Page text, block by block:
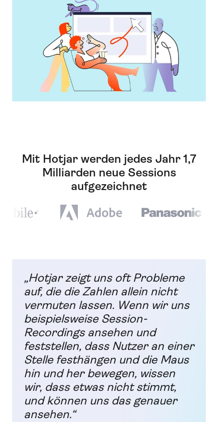
Mit Hotjar werden jedes Jahr 1,7
Milliarden neue Sessions
aufgezeichnet
„Hotjar zeigt uns oft Probleme
auf, die die Zahlen allein nicht
vermuten lassen. Wenn wir uns
beispielsweise Session-
Recordings ansehen und
feststellen, dass Nutzer an einer
Stelle festhängen und die Maus
hin und her bewegen, wissen
wir, dass etwas nicht stimmt,
und können uns das genauer
ansehen.“